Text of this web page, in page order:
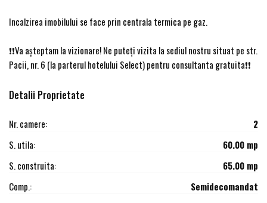
Incalzirea imobilului se face prin centrala termica pe gaz.
❗️❗️Va așteptam la vizionare! Ne puteți vizita la sediul nostru situat pe str.
Pacii, nr. 6 (la parterul hotelului Select) pentru consultanta gratuita❗️❗️
Detalii Proprietate
Nr. camere:
2
S. utila:
60.00 mp
S. construita:
65.00 mp
Comp.:
Semidecomandat